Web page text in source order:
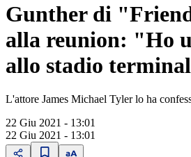
Gunther di
alla reunion: "Ho
allo stadio
L'attore James Michael Tyler lo ha
22 Giu 2021 - 13:01
22 Giu 2021 - 13:01